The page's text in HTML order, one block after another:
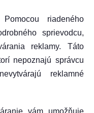
riadeného
sprievodcu,
reklamy. Táto
nepoznajú správcu
reklamné
vám umožňuje